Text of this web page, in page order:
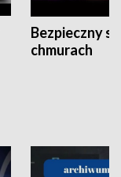
Bezpieczny
chmurach